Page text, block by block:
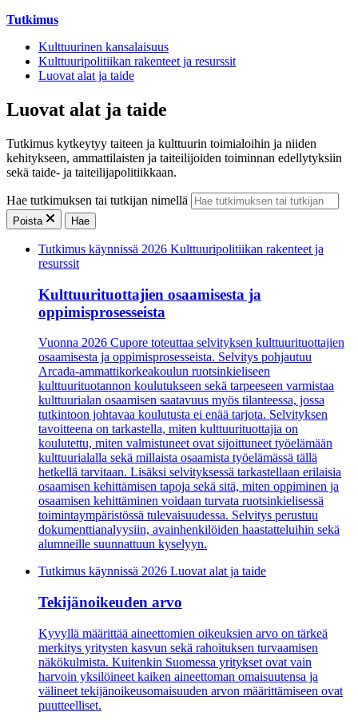
Tutkimus
Kulttuurinen kansalaisuus
Kulttuuripolitiikan rakenteet ja resurssit
Luovat alat ja taide
Luovat alat ja taide
Tutkimus kytkeytyy taiteen ja kulttuurin toimialoihin ja niiden
kehitykseen, ammattilaisten ja taiteilijoiden toiminnan edellytyksiin
sekä taide- ja taiteilijapolitiikkaan.
Hae tutkimuksen tai tutkijan nimellä
Poista Hae
Tutkimus käynnissä 2026 Kulttuuripolitiikan rakenteet ja
resurssit
Kulttuurituottajien osaamisesta ja
oppimisprosesseista
Vuonna 2026 Cupore toteuttaa selvityksen kulttuurituottajien
osaamisesta ja oppimisprosesseista. Selvitys pohjautuu
Arcada-ammattikorkeakoulun ruotsinkieliseen
kulttuurituotannon koulutukseen sekä tarpeeseen varmistaa
kulttuurialan osaamisen saatavuus myös tilanteessa, jossa
tutkintoon johtavaa koulutusta ei enää tarjota. Selvityksen
tavoitteena on tarkastella, miten kulttuurituottajia on
koulutettu, miten valmistuneet ovat sijoittuneet työelämään
kulttuurialalla sekä millaista osaamista työelämässä tällä
hetkellä tarvitaan. Lisäksi selvityksessä tarkastellaan erilaisia
osaamisen kehittämisen tapoja sekä sitä, miten oppiminen ja
osaamisen kehittäminen voidaan turvata ruotsinkielisessä
toimintaympäristössä tulevaisuudessa. Selvitys perustuu
dokumenttianalyysiin, avainhenkilöiden haastatteluihin sekä
alumneille suunnattuun kyselyyn.
Tutkimus käynnissä 2026 Luovat alat ja taide
Tekijänoikeuden arvo
Kyvyllä määrittää aineettomien oikeuksien arvo on tärkeä
merkitys yritysten kasvun sekä rahoituksen turvaamisen
näkökulmista. Kuitenkin Suomessa yritykset ovat vain
harvoin yksilöineet kaiken aineettoman omaisuutensa ja
välineet tekijänoikeusomaisuuden arvon määrittämiseen ovat
puutteelliset.